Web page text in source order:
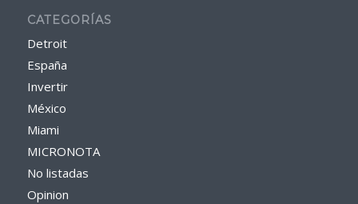
CATEGORÍAS
Detroit
España
Invertir
México
Miami
MICRONOTA
No listadas
Opinion